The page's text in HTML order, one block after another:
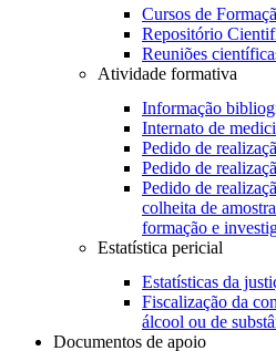
Cursos de
Repositório
Reuniões
Atividade formativa
Informação
Internato de
Pedido de
Pedido de
Pedido de
colheita de
formação e
Estatística pericial
Estatísticas da
Fiscalização da
álcool ou de
Documentos de apoio